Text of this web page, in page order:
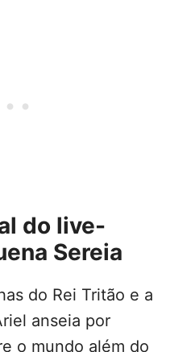
do live-
Sereia
do Rei Tritão e a
anseia por
o mundo além do